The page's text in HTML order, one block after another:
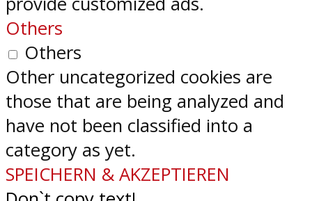
Others
Others
Other uncategorized cookies are
those that are being analyzed and
have not been classified into a
category as yet.
SPEICHERN & AKZEPTIEREN